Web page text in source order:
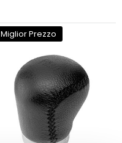
Miglior Prezzo